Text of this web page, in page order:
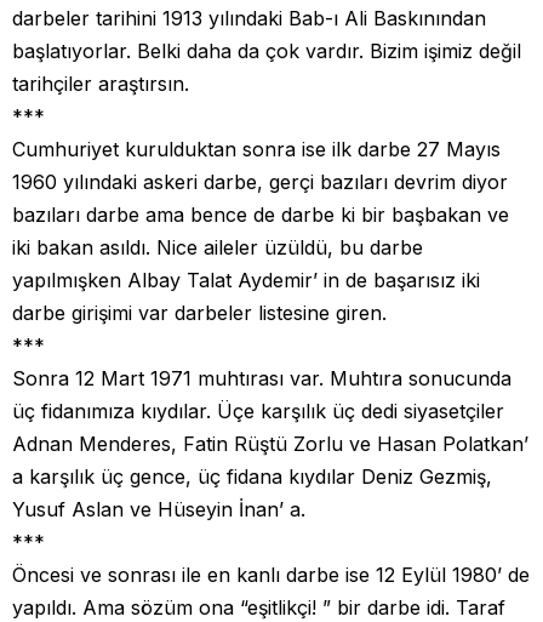
darbeler tarihini 1913 yılındaki Bab-ı Ali Baskınından
başlatıyorlar. Belki daha da çok vardır. Bizim işimiz değil
tarihçiler araştırsın.
***
Cumhuriyet kurulduktan sonra ise ilk darbe 27 Mayıs
1960 yılındaki askeri darbe, gerçi bazıları devrim diyor
bazıları darbe ama bence de darbe ki bir başbakan ve
iki bakan asıldı. Nice aileler üzüldü, bu darbe
yapılmışken Albay Talat Aydemir’ in de başarısız iki
darbe girişimi var darbeler listesine giren.
***
Sonra 12 Mart 1971 muhtırası var. Muhtıra sonucunda
üç fidanımıza kıydılar. Üçe karşılık üç dedi siyasetçiler
Adnan Menderes, Fatin Rüştü Zorlu ve Hasan Polatkan’
a karşılık üç gence, üç fidana kıydılar Deniz Gezmiş,
Yusuf Aslan ve Hüseyin İnan’ a.
***
Öncesi ve sonrası ile en kanlı darbe ise 12 Eylül 1980’ de
yapıldı. Ama sözüm ona “eşitlikçi! ” bir darbe idi. Taraf